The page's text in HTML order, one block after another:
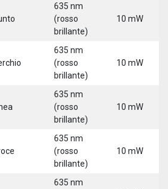
635 nm
(rosso
brillante)
10 mW
635 nm
(rosso
brillante)
10 mW
635 nm
(rosso
brillante)
10 mW
635 nm
(rosso
brillante)
10 mW
635 nm